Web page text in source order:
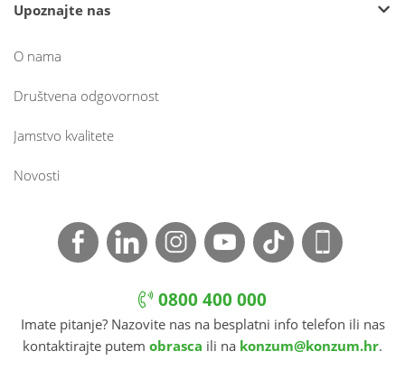
Upoznajte nas
O nama
Društvena odgovornost
Jamstvo kvalitete
Novosti
0800 400 000
Imate pitanje? Nazovite nas na besplatni info telefon ili nas
kontaktirajte putem obrasca ili na konzum@konzum.hr.